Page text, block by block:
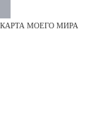
КАРТА МОЕГО МИРА